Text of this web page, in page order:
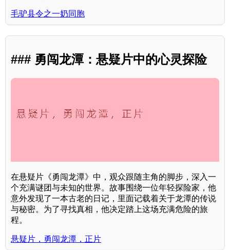
毛驴县令之一奶同胞
### 勇闯龙潭：悬疑片中的心灵探险
在悬疑片《勇闯龙潭》中，观众跟随主角的脚步，深入一
个充满谜团与未知的世界。故事围绕一位年轻探险家，他
意外发现了一本古老的日记，里面记载着关于龙潭的传说
与秘密。为了寻找真相，他决定踏上这场充满危险的旅
程。
悬疑片，勇闯龙潭，正片